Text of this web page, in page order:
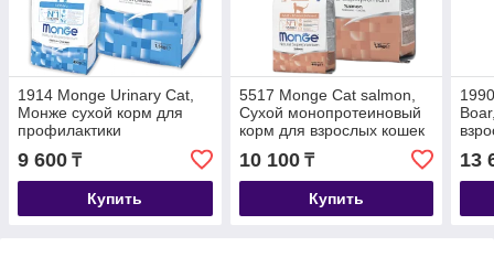
1914 Monge Urinary Cat,
Монже сухой корм для
профилактики
мочекаменной болезни
кошек, уп. 1,5кг.
9 600 ₸
Купить
5517 Monge Сat salmon,
Сухой монопротеиновый
корм для взрослых кошек
с лососем, уп1,5 кг.
10 100₸
Купить
13